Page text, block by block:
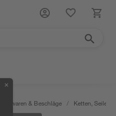
✕
Eisenwaren & Beschläge / Ketten, Seile &